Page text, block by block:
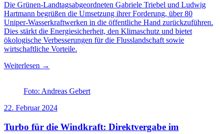
Die Grünen-Landtagsabgeordneten Gabriele Triebel und Ludwig
Hartmann begrüßen die Umsetzung ihrer Forderung, über 80
Uniper-Wasserkraftwerken in die öffentliche Hand zurückzuführen.
Dies stärkt die Energiesicherheit, den Klimaschutz und bietet
ökologische Verbesserungen für die Flusslandschaft sowie
wirtschaftliche Vorteile.
Weiterlesen →
Foto: Andreas Gebert
22. Februar 2024
Turbo für die Windkraft: Direktvergabe im